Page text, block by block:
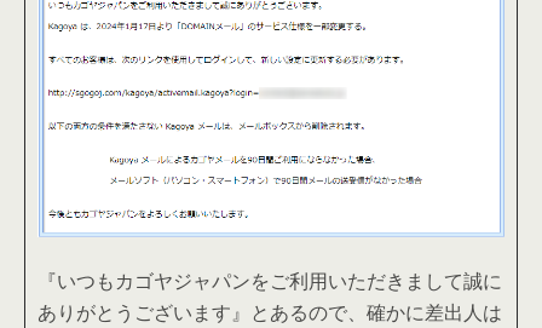
『いつもカゴヤジャパンをご利用いただきまして誠に
ありがとうございます』とあるので、確かに差出人は